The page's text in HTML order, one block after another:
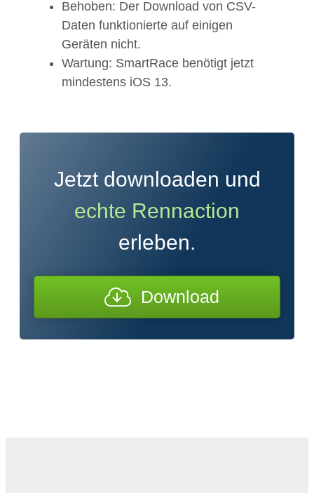
Behoben: Der Download von CSV-
Daten funktionierte auf einigen
Geräten nicht.
Wartung: SmartRace benötigt jetzt
mindestens iOS 13.
Jetzt downloaden und
echte Rennaction
erleben.
Download